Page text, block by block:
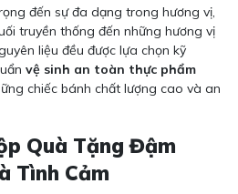
đến sự đa dạng trong hương vị,
truyền thống đến những hương vị
liệu đều được lựa chọn kỹ
vệ sinh an toàn thực phẩm
chiếc bánh chất lượng cao và an
Quà Tặng Đậm
Tình Cảm